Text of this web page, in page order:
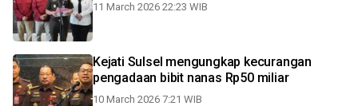
11 March 2026 22:23 WIB
Kejati Sulsel mengungkap kecurangan
pengadaan bibit nanas Rp50 miliar
10 March 2026 7:21 WIB